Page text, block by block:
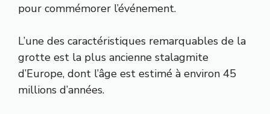
pour commémorer l’événement.
L’une des caractéristiques remarquables de la
grotte est la plus ancienne stalagmite
d’Europe, dont l’âge est estimé à environ 45
millions d’années.